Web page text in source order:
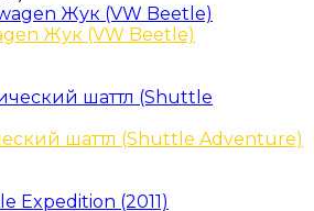
Жук (VW Beetle)
шаттл (Shuttle Adventure)